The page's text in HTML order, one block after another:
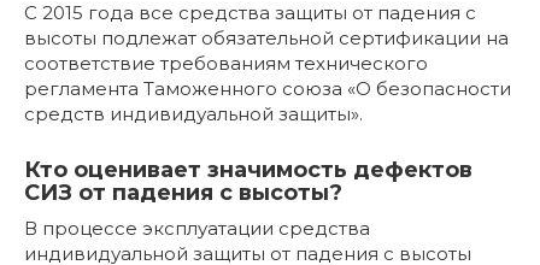
С 2015 года все средства защиты от падения с
высоты подлежат обязательной сертификации на
соответствие требованиям технического
регламента Таможенного союза «О безопасности
средств индивидуальной защиты».
Кто оценивает значимость дефектов
СИЗ от падения с высоты?
В процессе эксплуатации средства
индивидуальной защиты от падения с высоты